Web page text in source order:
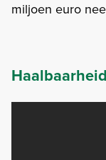
miljoen euro